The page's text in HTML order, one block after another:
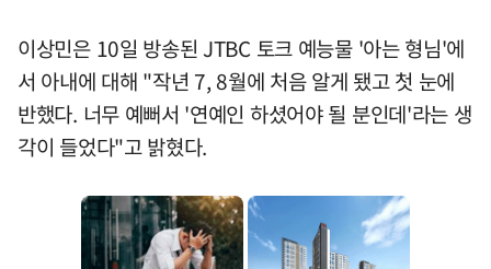
이상민은 10일 방송된 JTBC 토크 예능물 '아는 형님'에
서 아내에 대해 "작년 7, 8월에 처음 알게 됐고 첫 눈에
반했다. 너무 예뻐서 '연예인 하셨어야 될 분인데'라는 생
각이 들었다"고 밝혔다.